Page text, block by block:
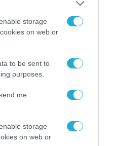
storage
on web or
to be sent to
purposes.
me
storage
on web or